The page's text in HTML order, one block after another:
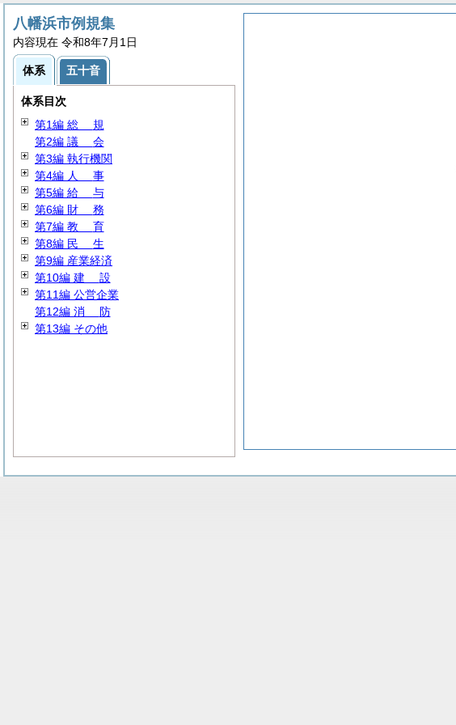
八幡浜市例規集
内容現在 令和8年7月1日
体系 五十音
体系目次
第1編 総 規
第2編 議 会
第3編 執行機関
第4編 人 事
第5編 給 与
第6編 財 務
第7編 教 育
第8編 民 生
第9編 産業経済
第10編 建 設
第11編 公営企業
第12編 消 防
第13編 その他